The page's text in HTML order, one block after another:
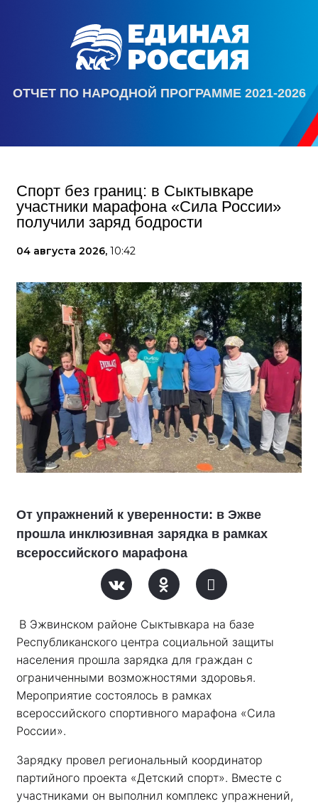
ОТЧЕТ ПО НАРОДНОЙ ПРОГРАММЕ 2021-2026
Спорт без границ: в Сыктывкаре
участники марафона «Сила России»
получили заряд бодрости
04 августа 2026, 10:42
От упражнений к уверенности: в Эжве
прошла инклюзивная зарядка в рамках
всероссийского марафона
В Эжвинском районе Сыктывкара на базе
Республиканского центра социальной защиты
населения прошла зарядка для граждан с
ограниченными возможностями здоровья.
Мероприятие состоялось в рамках
всероссийского спортивного марафона «Сила
России».
Зарядку провел региональный координатор
партийного проекта «Детский спорт». Вместе с
участниками он выполнил комплекс упражнений,